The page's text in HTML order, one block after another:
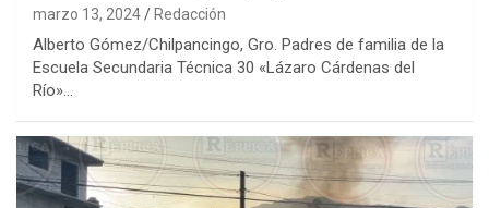
marzo 13, 2024 Redacción
Alberto Gómez/Chilpancingo, Gro. Padres de familia de la
Escuela Secundaria Técnica 30 «Lázaro Cárdenas del
Río»…